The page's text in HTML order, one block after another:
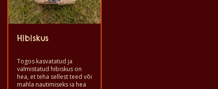
Hibiskus
Togos kasvatatud ja
valmistatud hibiskus on
hea, et teha sellest teed või
mahla nautimiseks ja hea